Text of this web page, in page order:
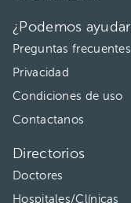
¿Podemos
Preguntas frecuentes
Privacidad
Condiciones de uso
Contactanos
Directorios
Doctores
Hospitales/Clínicas